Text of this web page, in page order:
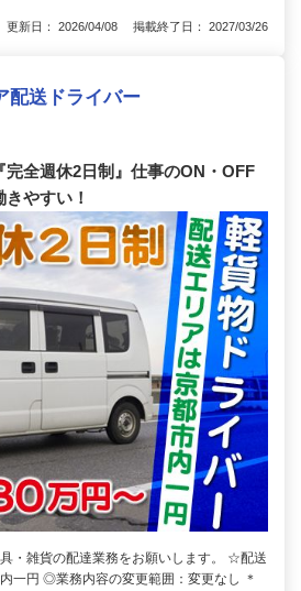
更新日： 2026/04/08 掲載終了日： 2027/03/26
配送ドライバー
全週休2日制』仕事のON・OFF
やすい！
・雑貨の配達業務をお願いします。 ☆配送
一円 ◎業務内容の変更範囲：変更なし ＊